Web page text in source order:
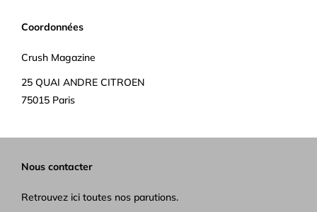
Coordonnées
Crush Magazine
25 QUAI ANDRE CITROEN
75015 Paris
Nous contacter
Retrouvez ici toutes nos parutions.